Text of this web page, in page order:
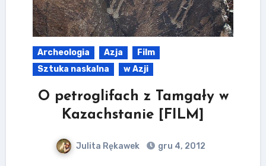
Archeologia Azja
Film
Sztuka naskalna
w Azji
O petroglifach z Tamgały w
Kazachstanie [FILM]
Julita Rękawek gru 4, 2012